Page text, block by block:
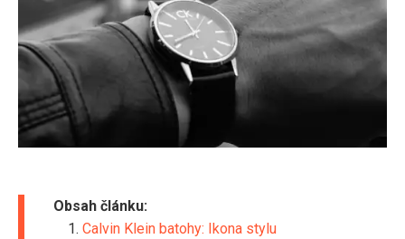
Obsah článku:
Calvin Klein batohy: Ikona stylu